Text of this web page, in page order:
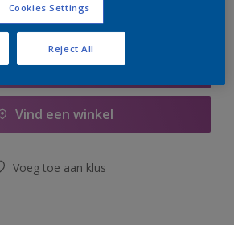
Boodschappenlijst
Vind een winkel
Voeg toe aan klus
Cookies Settings
Reject All